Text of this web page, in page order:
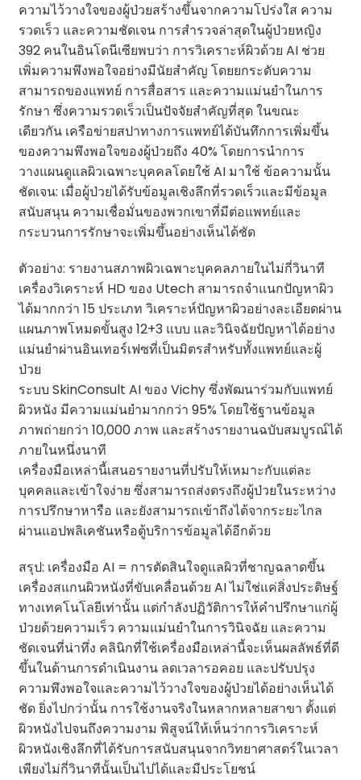
ความไว้วางใจของผู้ป่วยสร้างขึ้นจากความโปร่งใส ความ
รวดเร็ว และความชัดเจน การสำรวจล่าสุดในผู้ป่วยหญิง
392 คนในอินโดนีเซียพบว่า การวิเคราะห์ผิวด้วย AI ช่วย
เพิ่มความพึงพอใจอย่างมีนัยสำคัญ โดยยกระดับความ
สามารถของแพทย์ การสื่อสาร และความแม่นยำในการ
รักษา ซึ่งความรวดเร็วเป็นปัจจัยสำคัญที่สุด ในขณะ
เดียวกัน เครือข่ายสปาทางการแพทย์ได้บันทึกการเพิ่มขึ้น
ของความพึงพอใจของผู้ป่วยถึง 40% โดยการนำการ
วางแผนดูแลผิวเฉพาะบุคคลโดยใช้ AI มาใช้ ข้อความนั้น
ชัดเจน: เมื่อผู้ป่วยได้รับข้อมูลเชิงลึกที่รวดเร็วและมีข้อมูล
สนับสนุน ความเชื่อมั่นของพวกเขาที่มีต่อแพทย์และ
กระบวนการรักษาจะเพิ่มขึ้นอย่างเห็นได้ชัด
ตัวอย่าง: รายงานสภาพผิวเฉพาะบุคคลภายในไม่กี่วินาที
เครื่องวิเคราะห์ HD ของ Utech สามารถจำแนกปัญหาผิว
ได้มากกว่า 15 ประเภท วิเคราะห์ปัญหาผิวอย่างละเอียดผ่าน
แผนภาพโหมดขั้นสูง 12+3 แบบ และวินิจฉัยปัญหาได้อย่าง
แม่นยำผ่านอินเทอร์เฟซที่เป็นมิตรสำหรับทั้งแพทย์และผู้
ป่วย
ระบบ SkinConsult AI ของ Vichy ซึ่งพัฒนาร่วมกับแพทย์
ผิวหนัง มีความแม่นยำมากกว่า 95% โดยใช้ฐานข้อมูล
ภาพถ่ายกว่า 10,000 ภาพ และสร้างรายงานฉบับสมบูรณ์ได้
ภายในหนึ่งนาที
เครื่องมือเหล่านี้เสนอรายงานที่ปรับให้เหมาะกับแต่ละ
บุคคลและเข้าใจง่าย ซึ่งสามารถส่งตรงถึงผู้ป่วยในระหว่าง
การปรึกษาหารือ และยังสามารถเข้าถึงได้จากระยะไกล
ผ่านแอปพลิเคชันหรือตู้บริการข้อมูลได้อีกด้วย
สรุป: เครื่องมือ AI = การตัดสินใจดูแลผิวที่ชาญฉลาดขึ้น
เครื่องสแกนผิวหนังที่ขับเคลื่อนด้วย AI ไม่ใช่แค่สิ่งประดิษฐ์
ทางเทคโนโลยีเท่านั้น แต่กำลังปฏิวัติการให้คำปรึกษาแก่ผู้
ป่วยด้วยความเร็ว ความแม่นยำในการวินิจฉัย และความ
ชัดเจนที่น่าทึ่ง คลินิกที่ใช้เครื่องมือเหล่านี้จะเห็นผลลัพธ์ที่ดี
ขึ้นในด้านการดำเนินงาน ลดเวลารอคอย และปรับปรุง
ความพึงพอใจและความไว้วางใจของผู้ป่วยได้อย่างเห็นได้
ชัด ยิ่งไปกว่านั้น การใช้งานจริงในหลากหลายสาขา ตั้งแต่
ผิวหนังไปจนถึงความงาม พิสูจน์ให้เห็นว่าการวิเคราะห์
ผิวหนังเชิงลึกที่ได้รับการสนับสนุนจากวิทยาศาสตร์ในเวลา
เพียงไม่กี่วินาทีนั้นเป็นไปได้และมีประโยชน์